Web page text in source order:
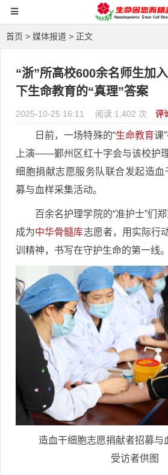
首页 > 媒体报道 > 正文
“浙”所高校600余名师生加
下生命教育的“真理”答案
2025-10-25 16:11 阅读 1,402 次 评
日前，一场特殊的“生命教育课
上演——鄞州区红十字会与该校护
细胞捐献志愿服务队联合发起造血
募与血样采集活动。
百余名护理学院的“准护士”们
成为中华骨髓库志愿者，用实际行
训精神，书写在守护生命的第一线。
造血干细胞志愿捐献者招募与
受访者供图